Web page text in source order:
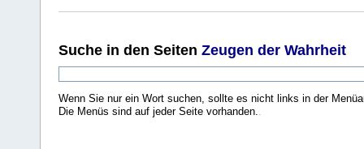
Suche in den Seiten Zeugen der Wahrheit
Wenn Sie nur ein Wort suchen, sollte es nicht links in der
Die Menüs sind auf jeder Seite vorhanden..